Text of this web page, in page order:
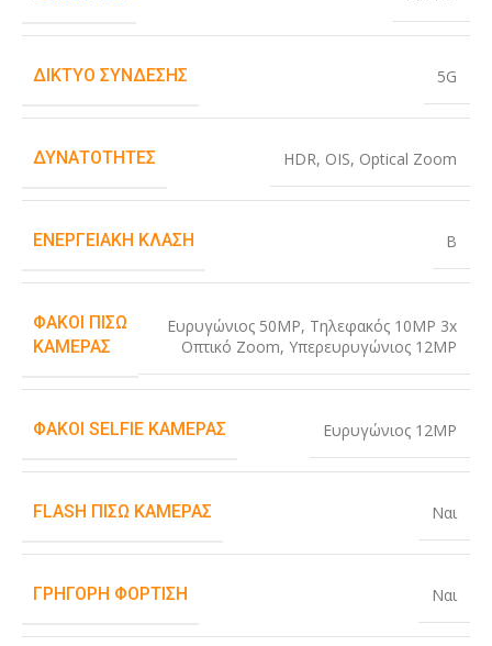
ΔΊΚΤΥΟ ΣΎΝΔΕΣΗΣ 5G
ΔΥΝΑΤΌΤΗΤΕΣ HDR, OIS, Optical Zoom
ΕΝΕΡΓΕΙΑΚΉ ΚΛΆΣΗ B
ΦΑΚΟΊ ΠΊΣΩ
ΚΆΜΕΡΑΣ
Ευρυγώνιος 50MP, Τηλεφακός 10MP 3x
Οπτικό Zoom, Υπερευρυγώνιος 12MP
ΦΑΚΟΊ SELFIE ΚΆΜΕΡΑΣ Ευρυγώνιος 12MP
FLASH ΠΊΣΩ ΚΆΜΕΡΑΣ Ναι
ΓΡΉΓΟΡΗ ΦΌΡΤΙΣΗ Ναι